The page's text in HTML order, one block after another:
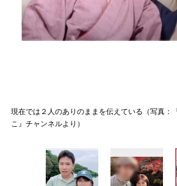
現在では２人のありのままを伝えている（写真：
こ』チャンネルより）